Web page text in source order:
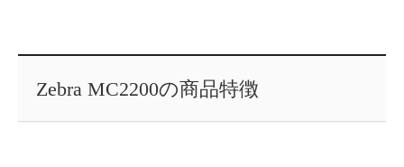
Zebra MC2200の商品特徴